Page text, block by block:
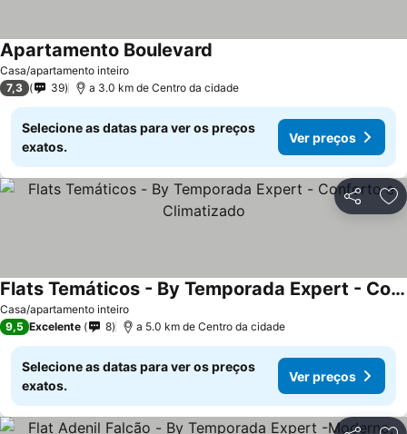
Casa/apartamento inteiro
Apartamento Boulevard
7,3 39 a 3.0 km de Centro da cidade
Selecione as datas para ver os preços
exatos.
Ver preços
Partilhar
Casa/apartamento inteiro
Flats Temáticos - By Temporada Expert - Conforto e Climatizado
9,5 Excelente 8 a 5.0 km de Centro da cidade
Selecione as datas para ver os preços
exatos.
Ver preços